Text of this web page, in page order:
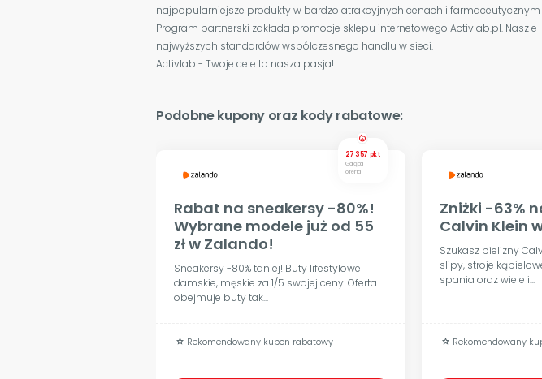
najpopularniejsze produkty w bardzo atrakcyjnych cenach i farmaceutycznym
Program partnerski zakłada promocje sklepu internetowego Activlab.pl.
najwyższych standardów współczesnego handlu w sieci.
Activlab - Twoje cele to nasza pasja!
Podobne kupony oraz kody rabatowe:
local_fire_department
27 357 pkt
Gorąca
oferta
Rabat na sneakersy -80%!
Wybrane modele już od 55
zł w Zalando!
Sneakersy -80% taniej! Buty lifestylowe
damskie, męskie za 1/5 swojej ceny. Oferta
obejmuje buty tak...
grade Rekomendowany kupon rabatowy
Zniżki -63%
Calvin Klein
Szukasz bielizny
slipy, stroje
spania oraz wiele i...
grade Rekomendowany